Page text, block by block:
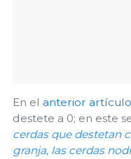
En el anterior artículo
destete a 0; en este
cerdas que destetan
granja, las cerdas